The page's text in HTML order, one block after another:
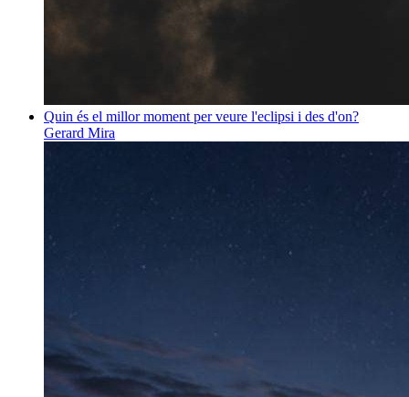
Quin és el millor moment per veure l'eclipsi i des d'on?
Gerard Mira